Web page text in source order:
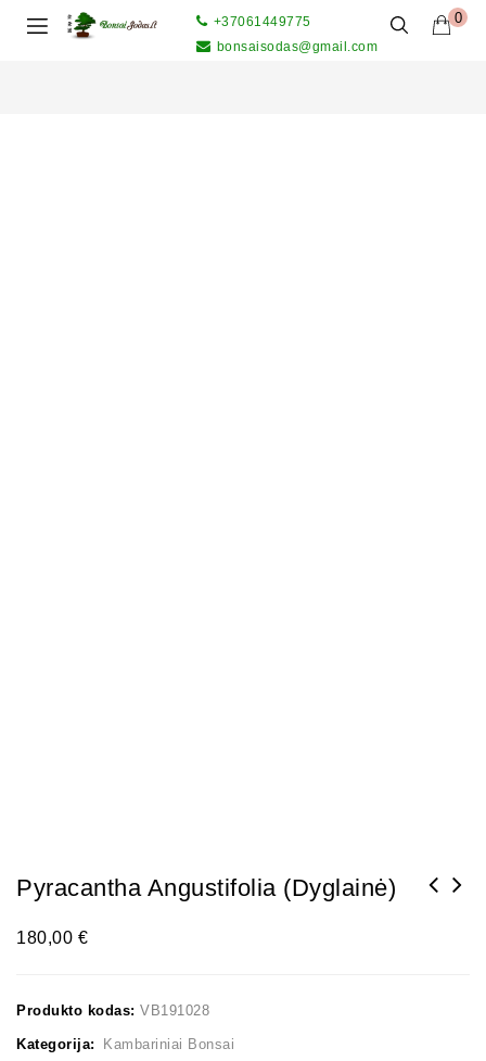
0
+37061449775
bonsaisodas@gmail.com
Pyracantha Angustifolia (Dyglainė)
180,00€
Produkto kodas: VB191028
Kategorija: Kambariniai Bonsai